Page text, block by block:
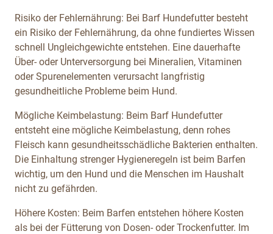
Risiko der Fehlernährung: Bei Barf Hundefutter besteht
ein Risiko der Fehlernährung, da ohne fundiertes Wissen
schnell Ungleichgewichte entstehen. Eine dauerhafte
Über- oder Unterversorgung bei Mineralien, Vitaminen
oder Spurenelementen verursacht langfristig
gesundheitliche Probleme beim Hund.
Mögliche Keimbelastung: Beim Barf Hundefutter
entsteht eine mögliche Keimbelastung, denn rohes
Fleisch kann gesundheitsschädliche Bakterien enthalten.
Die Einhaltung strenger Hygieneregeln ist beim Barfen
wichtig, um den Hund und die Menschen im Haushalt
nicht zu gefährden.
Höhere Kosten: Beim Barfen entstehen höhere Kosten
als bei der Fütterung von Dosen- oder Trockenfutter. Im